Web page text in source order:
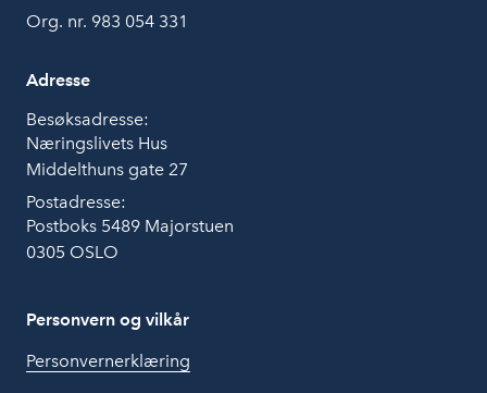
Org. nr. 983 054 331
Adresse
Besøksadresse:
Næringslivets Hus
Middelthuns gate 27
Postadresse:
Postboks 5489 Majorstuen
0305 OSLO
Personvern og vilkår
Personvernerklæring